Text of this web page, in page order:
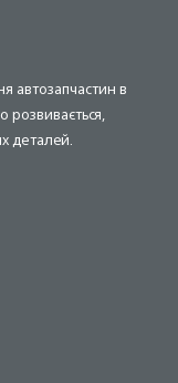
автозапчастин в
розвивається,
деталей.